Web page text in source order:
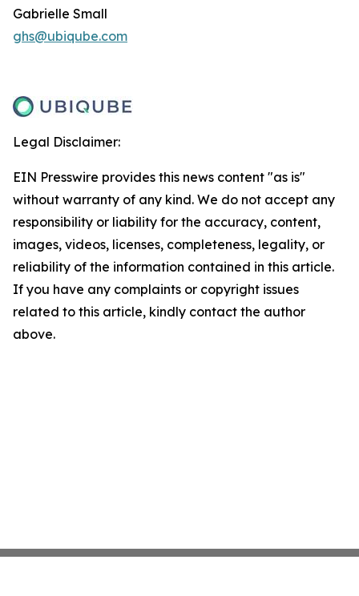
Gabrielle Small
ghs@ubiqube.com
Legal Disclaimer:
EIN Presswire provides this news content "as is"
without warranty of any kind. We do not accept any
responsibility or liability for the accuracy, content,
images, videos, licenses, completeness, legality, or
reliability of the information contained in this article.
If you have any complaints or copyright issues
related to this article, kindly contact the author
above.